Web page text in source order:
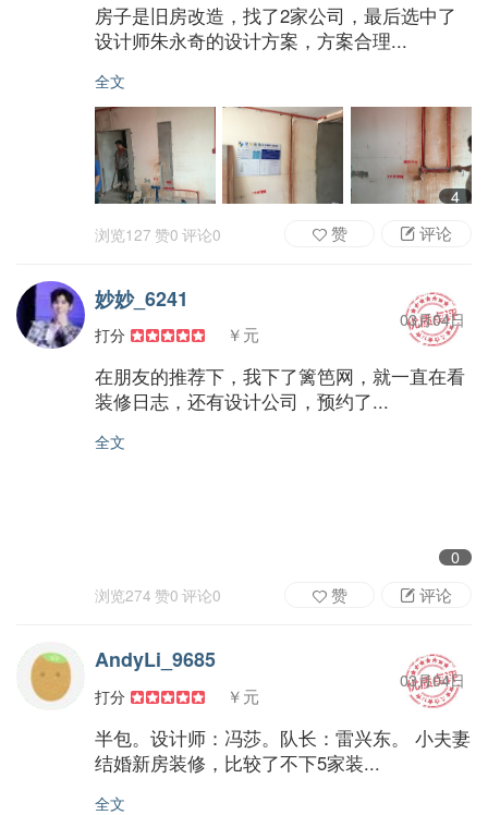
房子是旧房改造，找了2家公司，最后选中了
设计师朱永奇的设计方案，方案合理...
全文
4
浏览127 赞0 评论0 评论
赞
妙妙_6241
打分 ￥元
03月04日
在朋友的推荐下，我下了篱笆网，就一直在看
装修日志，还有设计公司，预约了...
全文
0
浏览274 赞0 评论0 评论
赞
AndyLi_9685
打分 ￥元
03月04日
半包。设计师：冯莎。队长：雷兴东。 小夫妻
结婚新房装修，比较了不下5家装...
全文